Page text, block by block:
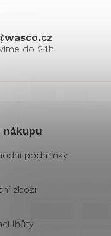
wasco.cz
nákupu
podmínky
zboží
lhůty